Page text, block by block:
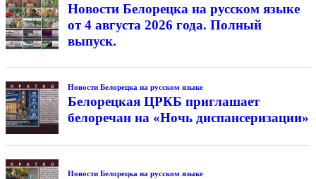
Новости Белорецка на русском языке
от 4 августа 2026 года. Полный
выпуск.
Новости Белорецка на русском языке
Белорецкая ЦРКБ приглашает
белоречан на «Ночь диспансеризации»
Новости Белорецка на русском языке